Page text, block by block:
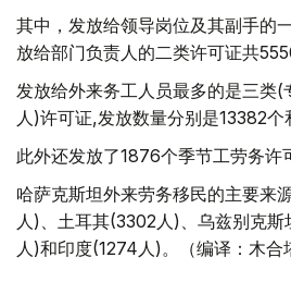
其中，发放给领导岗位及其副手的
放给部门负责人的二类许可证共
发放给外来务工人员最多的是三类
人)许可证,发放数量分别是13382个
此外还发放了1876个季节工劳务许
哈萨克斯坦外来劳务移民的主要来
人)、土耳其(3302人)、乌兹别克
人)和印度(1274人)。（编译：木合